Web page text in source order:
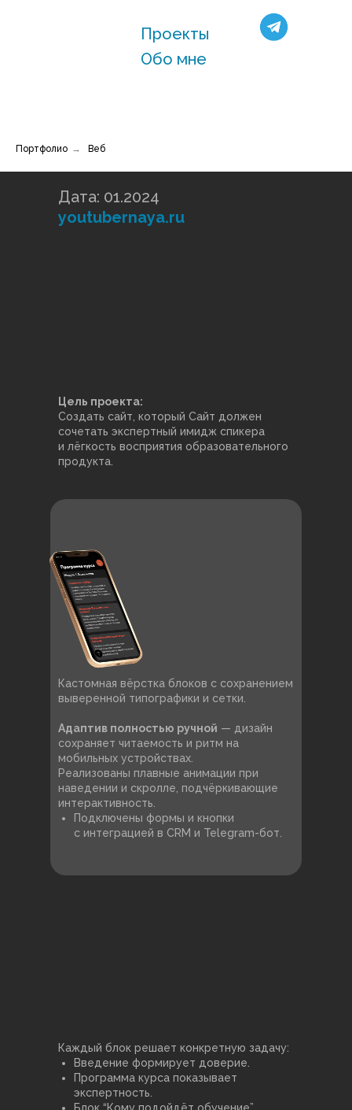
Проекты
Обо мне
Портфолио → Веб
Каждый блок решает конкретную задачу:
Введение формирует доверие.
Программа курса показывает
экспертность.
Кастомная вёрстка блоков с сохранением
выверенной типографики и сетки.
Адаптив полностью ручной — дизайн
сохраняет читаемость и ритм на
мобильных устройствах.
Реализованы плавные анимации при
наведении и скролле, подчёркивающие
интерактивность.
Подключены формы и кнопки
с интеграцией в CRM и Telegram-бот.
Цель проекта:
Создать сайт, который Сайт должен
сочетать экспертный имидж спикера
и лёгкость восприятия образовательного
продукта.
Дата: 01.2024
youtubernaya.ru